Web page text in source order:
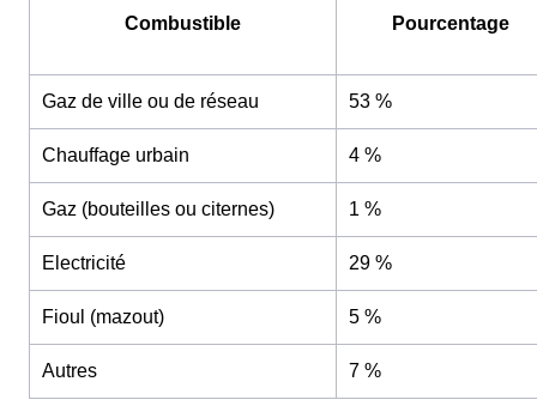
Combustible Pourcentage
Gaz de ville ou de réseau 53 %
Chauffage urbain 4 %
Gaz (bouteilles ou citernes) 1 %
Electricité 29 %
Fioul (mazout) 5 %
Autres 7 %